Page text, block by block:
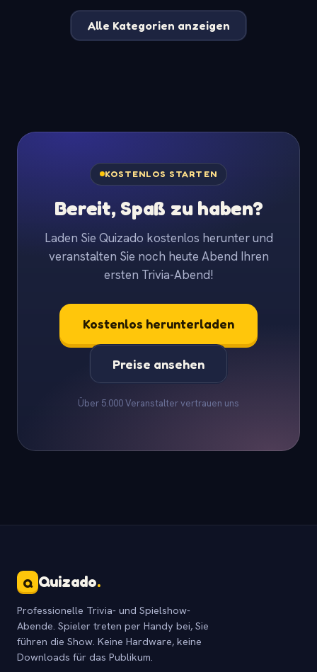
Alle Kategorien anzeigen
KOSTENLOS STARTEN
Bereit, Spaß zu haben?
Laden Sie Quizado kostenlos herunter und
veranstalten Sie noch heute Abend Ihren
ersten Trivia-Abend!
Kostenlos herunterladen
Preise ansehen
Über 5.000 Veranstalter vertrauen uns
Q Quizado.
Professionelle Trivia- und Spielshow-
Abende. Spieler treten per Handy bei, Sie
führen die Show. Keine Hardware, keine
Downloads für das Publikum.